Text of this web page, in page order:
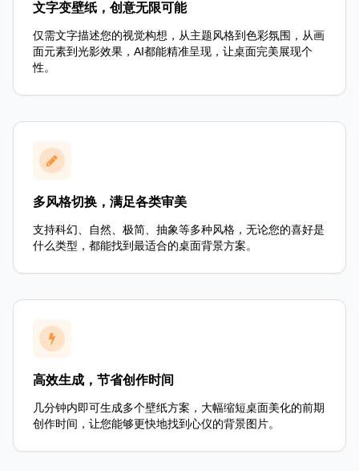
文字变壁纸，创意无限可能
仅需文字描述您的视觉构想，从主题风格到色彩氛围，从画
面元素到光影效果，AI都能精准呈现，让桌面完美展现个
性。
多风格切换，满足各类审美
支持科幻、自然、极简、抽象等多种风格，无论您的喜好是
什么类型，都能找到最适合的桌面背景方案。
高效生成，节省创作时间
几分钟内即可生成多个壁纸方案，大幅缩短桌面美化的前期
创作时间，让您能够更快地找到心仪的背景图片。